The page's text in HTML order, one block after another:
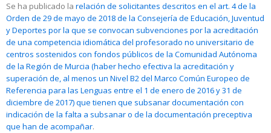
Se ha publicado la relación de solicitantes descritos en el art. 4 de la
Orden de 29 de mayo de 2018 de la Consejería de Educación, Juventud
y Deportes por la que se convocan subvenciones por la acreditación
de una competencia idiomática del profesorado no universitario de
centros sostenidos con fondos públicos de la Comunidad Autónoma
de la Región de Murcia (haber hecho efectiva la acreditación y
superación de, al menos un Nivel B2 del Marco Común Europeo de
Referencia para las Lenguas entre el 1 de enero de 2016 y 31 de
diciembre de 2017) que tienen que subsanar documentación con
indicación de la falta a subsanar o de la documentación preceptiva
que han de acompañar.